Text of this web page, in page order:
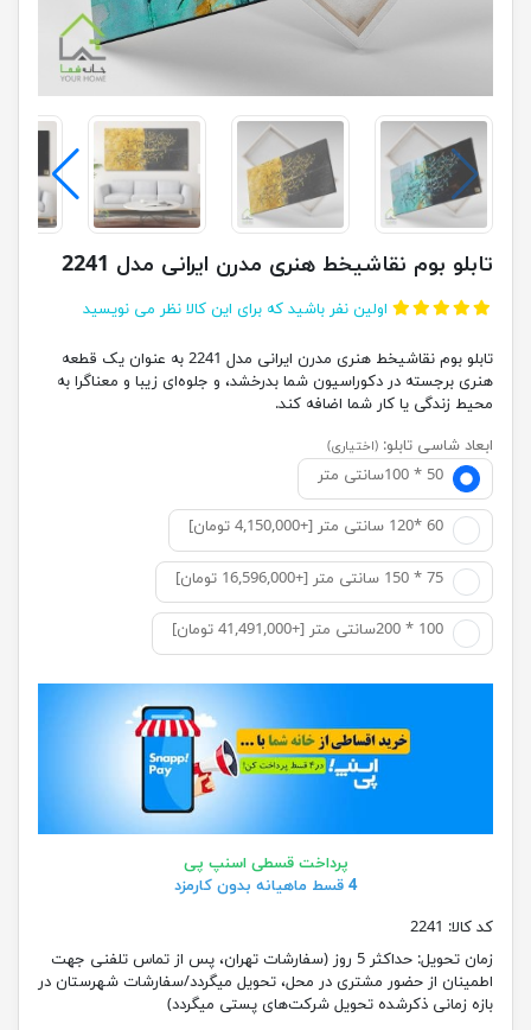
تابلو بوم نقاشیخط هنری مدرن ایرانی مدل 2241
اولین نفر باشید که برای این کالا نظر می نویسید
تابلو بوم نقاشیخط هنری مدرن ایرانی مدل 2241 به عنوان یک قطعه
هنری برجسته در دکوراسیون شما بدرخشد، و جلوه‌ای زیبا و معناگرا به
محیط زندگی یا کار شما اضافه کند.
ابعاد شاسی تابلو: (اختیاری)
50 * 100سانتی متر
60 *120 سانتی متر [+4,150,000 تومان]
75 * 150 سانتی متر [+16,596,000 تومان]
100 * 200سانتی متر [+41,491,000 تومان]
پرداخت قسطی اسنپ پی
4 قسط ماهیانه بدون کارمزد
کد کالا: 2241
زمان تحویل:
حداکثر 5 روز (سفارشات تهران، پس از تماس تلفنی جهت
اطمینان از حضور مشتری در محل، تحویل میگردد/سفارشات شهرستان در
بازه زمانی ذکرشده تحویل شرکت‌های پستی میگردد)